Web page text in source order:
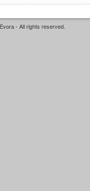
- All rights reserved.